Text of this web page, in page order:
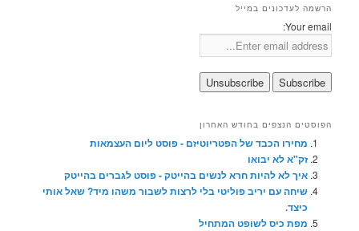
הרשמה לעדכונים במייל
Your email:
הפוסטים הנצפים בחודש האחרון
מחירו הכבד של הפטריוטיזם - פוסט ליום העצמאות
זק"א לא יבואו
איך לא להיות חרא לנשים בהייטק - פוסט לגברים בהייטק
שיחה עם יריב פוליטי בלי לרצות לשבור משהו מיד? שאל אותי
כיצד.
מפת כיס לשופט המתחיל